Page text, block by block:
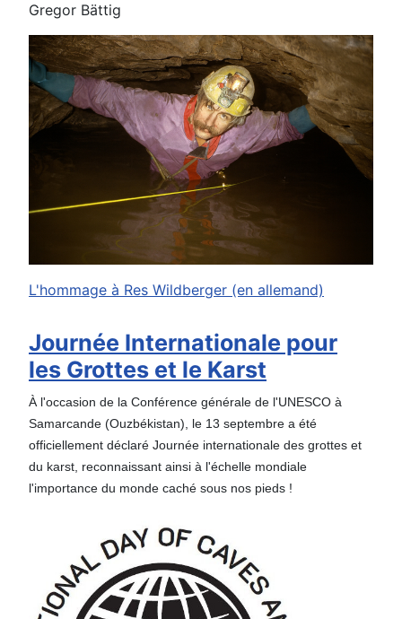
Gregor Bättig
L'hommage à Res Wildberger (en allemand)
Journée Internationale pour
les Grottes et le Karst
À l'occasion de la Conférence générale de l'UNESCO à
Samarcande (Ouzbékistan), le 13 septembre a été
officiellement déclaré Journée internationale des grottes et
du karst, reconnaissant ainsi à l'échelle mondiale
l'importance du monde caché sous nos pieds !